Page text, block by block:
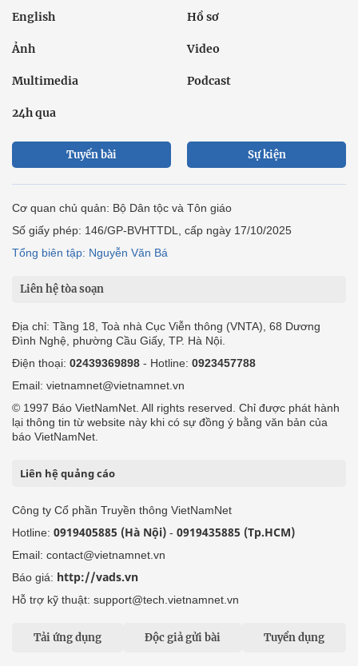
English Hồ sơ
Ảnh Video
Multimedia Podcast
24h qua
Tuyến bài Sự kiện
Cơ quan chủ quản: Bộ Dân tộc và Tôn giáo
Số giấy phép: 146/GP-BVHTTDL, cấp ngày 17/10/2025
Tổng biên tập: Nguyễn Văn Bá
Liên hệ tòa soạn
Địa chỉ: Tầng 18, Toà nhà Cục Viễn thông (VNTA), 68 Dương
Đình Nghệ, phường Cầu Giấy, TP. Hà Nội.
Điện thoại: 02439369898 - Hotline: 0923457788
Email: vietnamnet@vietnamnet.vn
© 1997 Báo VietNamNet. All rights reserved. Chỉ được phát hành
lại thông tin từ website này khi có sự đồng ý bằng văn bản của
báo VietNamNet.
Liên hệ quảng cáo
Công ty Cổ phần Truyền thông VietNamNet
Hotline: 0919405885 (Hà Nội) - 0919435885 (Tp.HCM)
Email: contact@vietnamnet.vn
Báo giá: http://vads.vn
Hỗ trợ kỹ thuật: support@tech.vietnamnet.vn
Tải ứng dụng Độc giả gửi bài Tuyển dụng